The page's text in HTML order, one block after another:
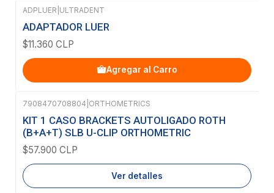
ADPLUER ULTRADENT
ADAPTADOR LUER
$11.360 CLP
Agregar al Carro
Agotado
7908470708804 ORTHOMETRICS
KIT 1 CASO BRACKETS AUTOLIGADO ROTH
(B+A+T) SLB U-CLIP ORTHOMETRIC
$57.900 CLP
Ver detalles